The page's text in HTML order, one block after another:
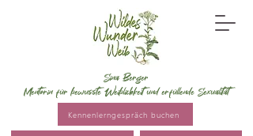
Sina Berger
Mentorin für bewusste Weiblichkeit und erfüllende Sexualität
Kennenlerngespräch buchen